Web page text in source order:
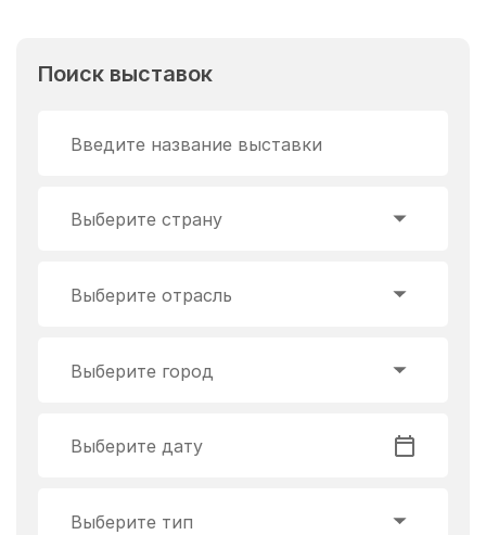
Поиск выставок
Введите название выставки
Выберите страну
Выберите отрасль
Выберите город
Выберите дату
Выберите тип